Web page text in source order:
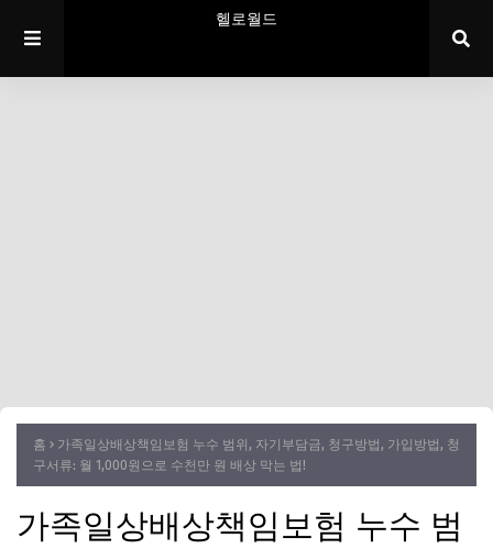
헬로월드
홈
가족일상배상책임보험 누수 범위, 자기부담금, 청구방법, 가입방법, 청
구서류: 월 1,000원으로 수천만 원 배상 막는 법!
가족일상배상책임보험 누수 범